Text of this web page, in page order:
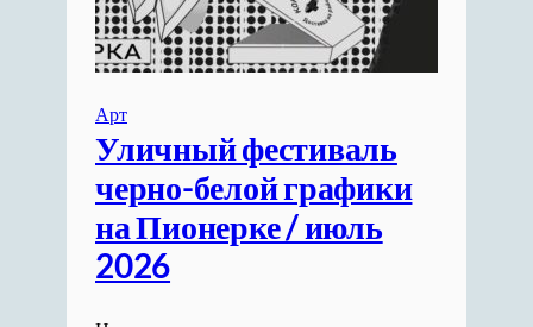
Арт
Уличный фестиваль
черно-белой графики
на Пионерке / июль
2026